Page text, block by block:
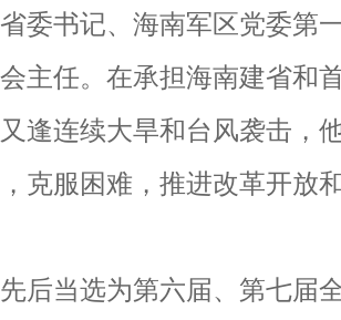
委书记、海南军区党委第
主任。在承担海南建省和
逢连续大旱和台风袭击，
克服困难，推进改革开放
当选为第六届、第七届